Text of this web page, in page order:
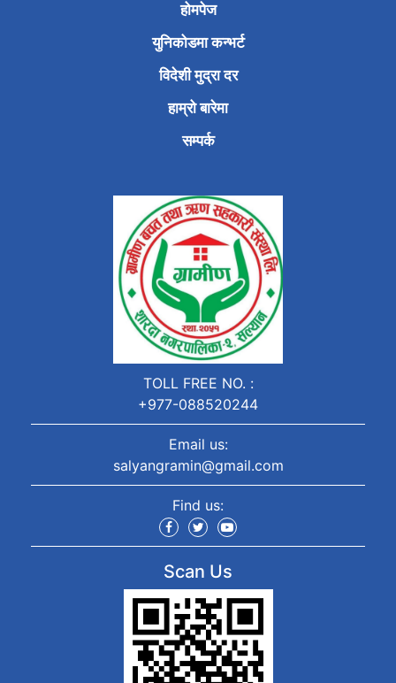
होमपेज
युनिकोडमा कन्भर्ट
विदेशी मुद्रा दर
हाम्रो बारेमा
सम्पर्क
TOLL FREE NO. :
+977-088520244
Email us:
salyangramin@gmail.com
Find us:
Scan Us